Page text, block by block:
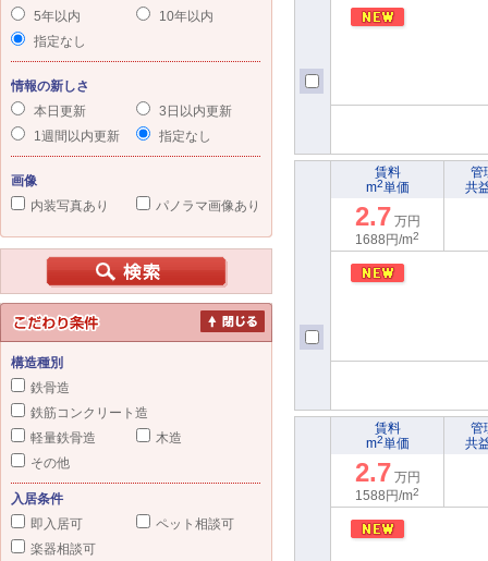
5年以内
10年以内
指定なし
情報の新しさ
本日更新
3日以内更新
1週間以内更新
指定なし
画像
内装写真あり
パノラマ画像あり
構造種別
鉄骨造
鉄筋コンクリート造
軽量鉄骨造
木造
その他
入居条件
即入居可
ペット相談可
楽器相談可
賃料
m2単価
管
共
2.7 万円
1688円/m2
賃料
m2単価
管
共
2.7 万円
1588円/m2